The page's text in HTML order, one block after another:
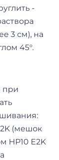
-
3 см), на
45°.
при
(мешок
HP10 E2K